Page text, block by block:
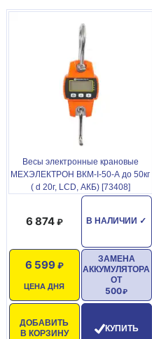
Зарядное устройство - 1 шт.
ИК-Пульт - 1 шт.
Свидетельство о поверке - 1 шт.
Весы электронные крановые
МЕХЭЛЕКТРОН ВКМ-I-50-А до 50кг
( d 20г, LCD, АКБ) [73408]
В НАЛИЧИИ ✓
6 874
ЦЕНА ДНЯ
6 599
ДОБАВИТЬ
В КОРЗИНУ
ЗАМЕНА
АККУМУЛЯТОРА
ОТ
500
КУПИТЬ